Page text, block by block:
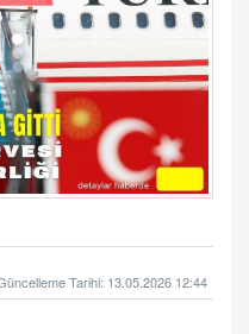
Tarihi: 13.05.2026 12:44